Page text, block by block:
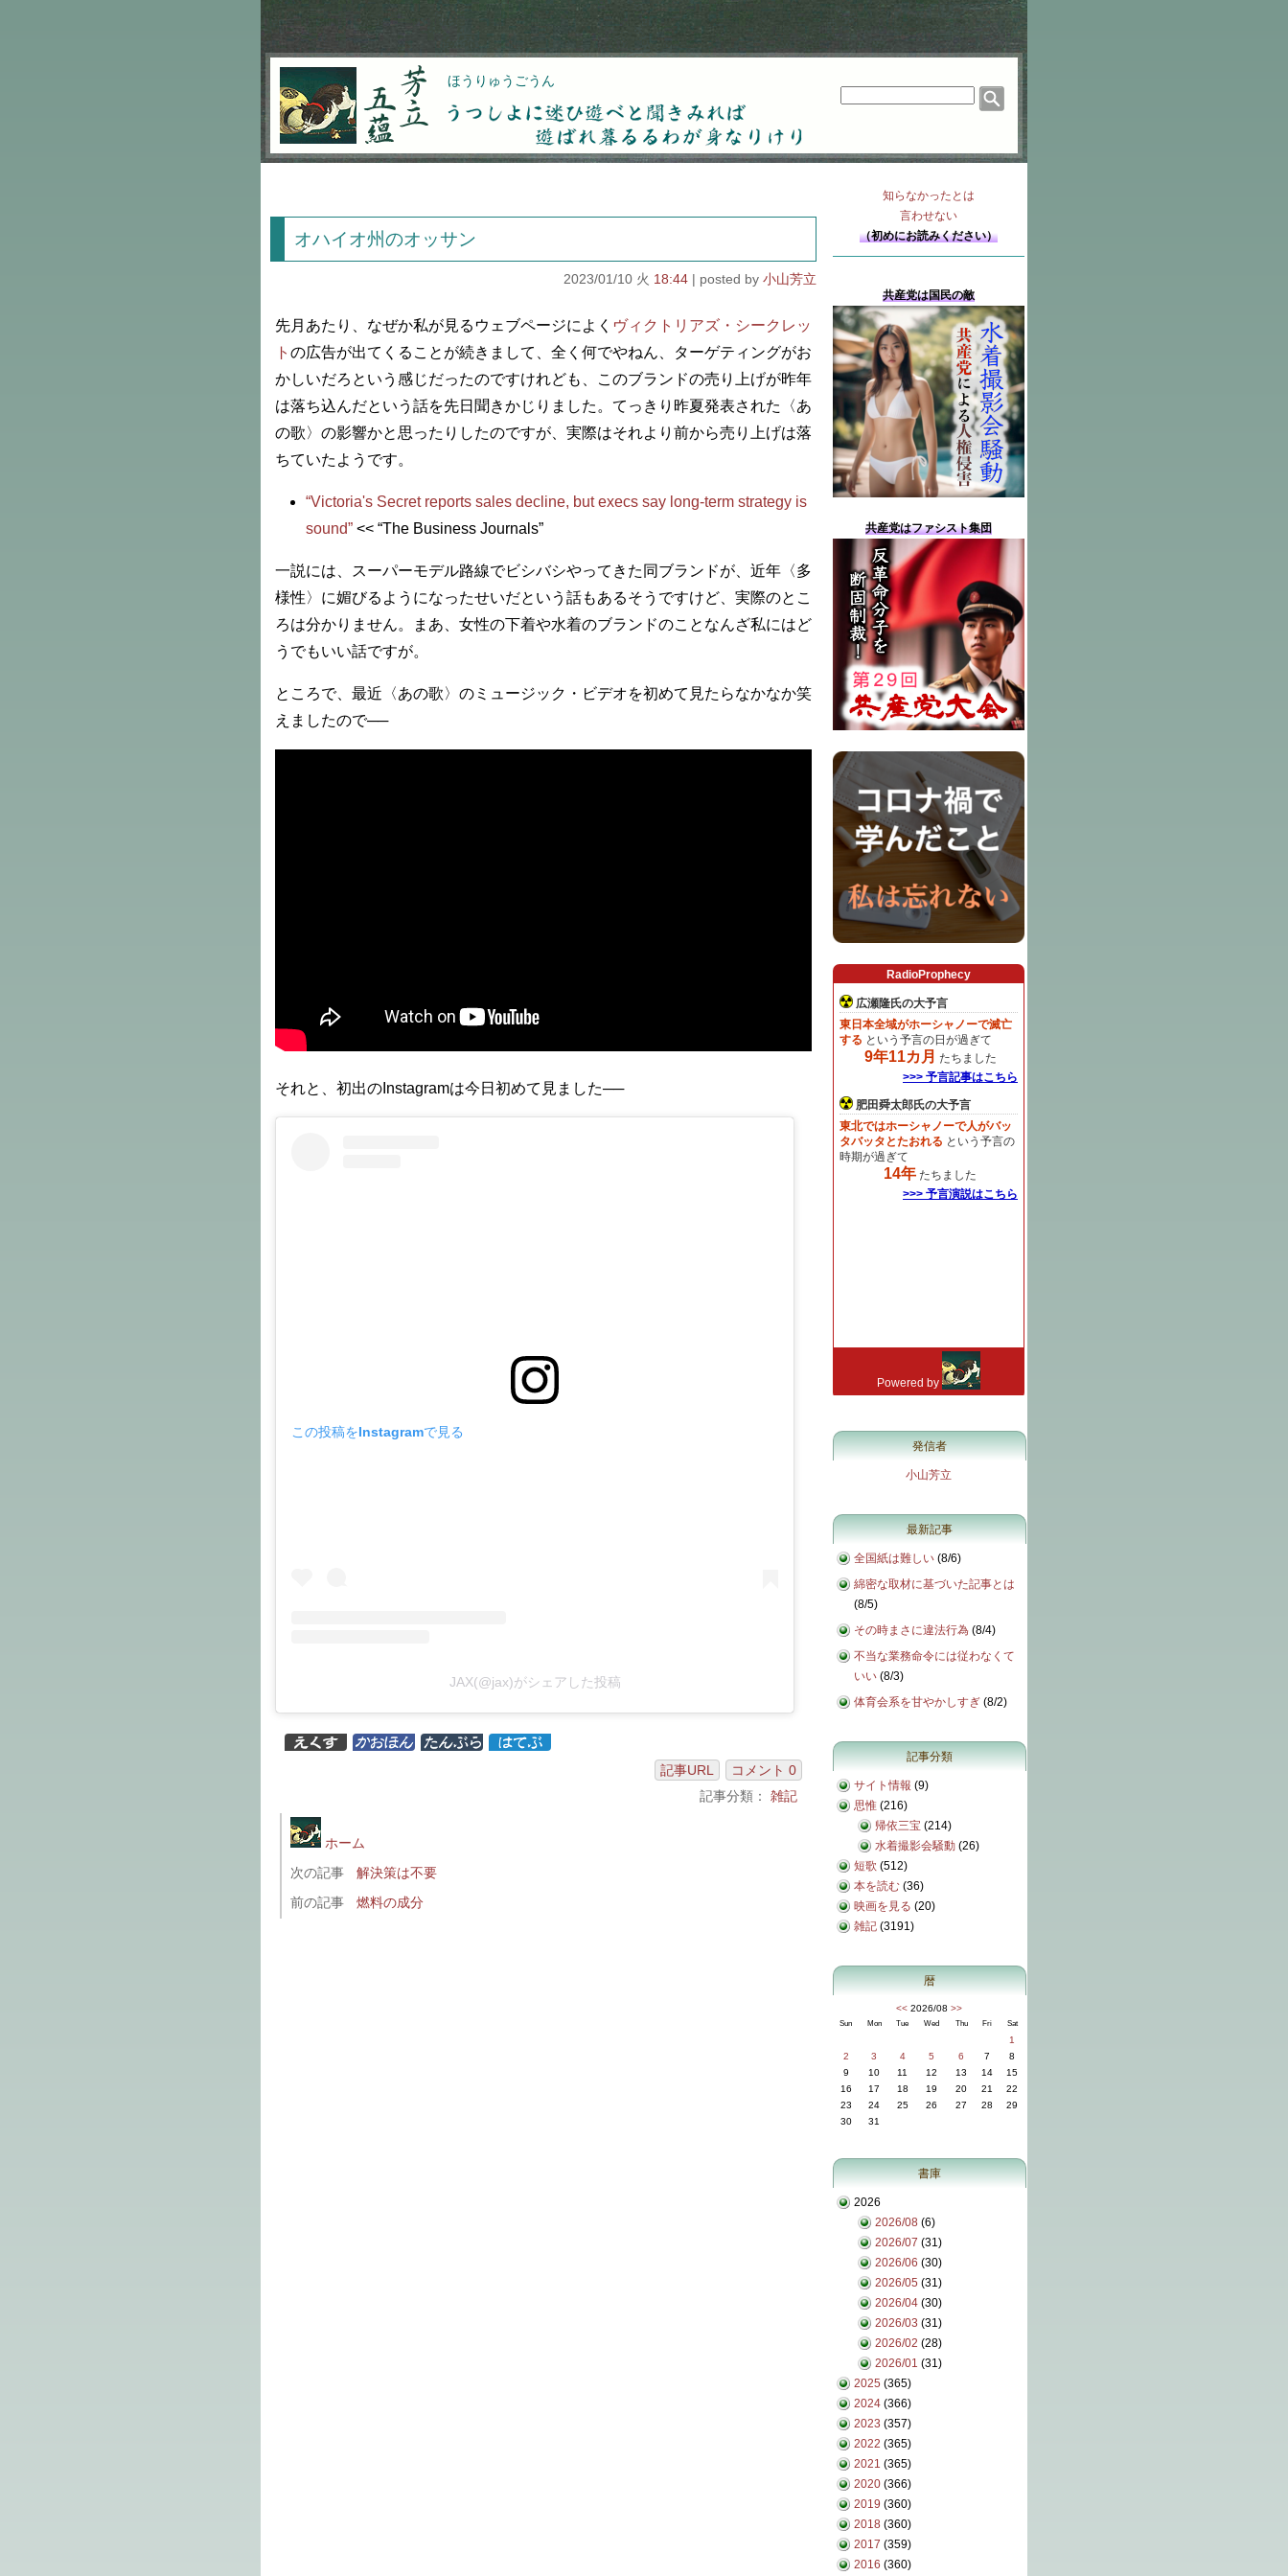
芳立五蘊 ほうりゅうごうん
うつしよに迷ひ遊べと聞きみれば遊ばれ暮るるわが
オハイオ州のオッサン
2023/01/10 火 18:44 小山芳立
先月あたり、なぜか私が見るウェブページによく ヴィクトリアズ・シークレッ
ト の広告が出てくることが続きまして、全く何でやねん、ターゲティングがお
かしいだろという感じだったのですけれども、このブランドの売り上げが昨年
は落ち込んだという話を先日聞きかじりました。てっきり昨夏発表された〈あ
の歌〉の影響かと思ったりしたのですが、実際はそれより前から売り上げは落
ちていたようです。
“Victoria's Secret reports sales decline, but execs say long-term strategy is
sound” << “The Business Journals”
一説には、スーパーモデル路線でビシバシやってきた同ブランドが、近年〈多
様性〉に媚びるようになったせいだという話もあるそうですけど、実際のとこ
ろは分かりません。まあ、女性の下着や水着のブランドのことなんざ私にはど
うでもいい話ですが。
ところで、最近〈あの歌〉のミュージック・ビデオを初めて見たらなかなか笑
えましたので──
それと、初出のInstagramは今日初めて見ました──
この投稿をInstagramで見る
JAX(@jax)がシェアした投稿
記事URL
コメント 0
記事分類： 雑記
ホーム
次の記事
解決策は不要
前の記事
燃料の成分
知らなかったとは
言わせない
（初めにお読みください）
共産党は国民の敵
共産党はファシスト集団
発信者
小山芳立
最新記事
全国紙は難しい (8/6)
綿密な取材に基づいた記事とは
(8/5)
その時まさに違法行為 (8/4)
不当な業務命令には従わなくて
いい (8/3)
体育会系を甘やかしすぎ (8/2)
記事分類
サイト情報 (9)
思惟 (216)
帰依三宝 (214)
水着撮影会騒動 (26)
短歌 (512)
本を読む (36)
映画を見る (20)
雑記 (3191)
暦
<< 2026/08 >>
Sun Mon Tue Wed Thu Fri Sat
1
2
3 4 5 6 7
8
9
10 11 12 13 14
15
16
17 18 19 20 21
22
23
24 25 26 27 28
29
30
31
書庫
2026
2026/08 (6)
2026/07 (31)
2026/06 (30)
2026/05 (31)
2026/04 (30)
2026/03 (31)
2026/02 (28)
2026/01 (31)
2025 (365)
2024 (366)
2023 (357)
2022 (365)
2021 (365)
2020 (366)
2019 (360)
2018 (360)
2017 (359)
2016 (360)